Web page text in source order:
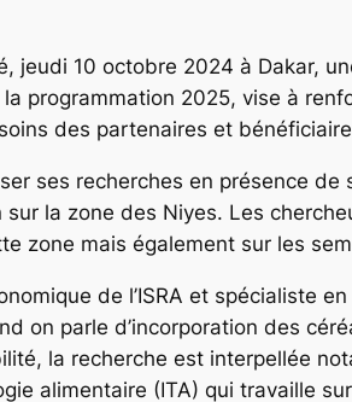
jeudi 10 octobre 2024 à Dakar,
programmation 2025, vise à
des partenaires et
ses recherches en présence
la zone des Niyes. Les
zone mais également sur les
de l’ISRA et spécialiste
on parle d’incorporation des
la recherche est interpellée
alimentaire (ITA) qui travaille